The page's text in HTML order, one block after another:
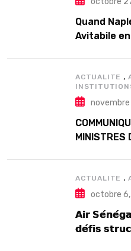
Quand
Avitabile
ACTUALITE ,
MINISTRES
ACTUALITE ,
octobre
𝗔𝗶𝗿
𝗱𝗲́𝗳𝗶𝘀